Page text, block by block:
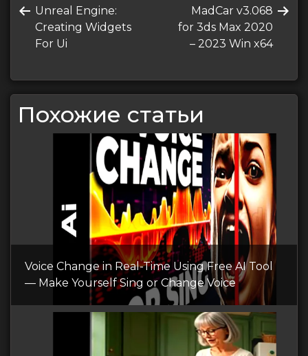
по
записям
Предыдущая
запись
Unreal Engine:
Creating Widgets
For Ui
Следующая
запись
MadCar v3.068
for 3ds Max 2020
– 2023 Win x64
Похожие статьи
Voice Change in Real-Time Using Free AI Tool
— Make Yourself Sing or Change Voice